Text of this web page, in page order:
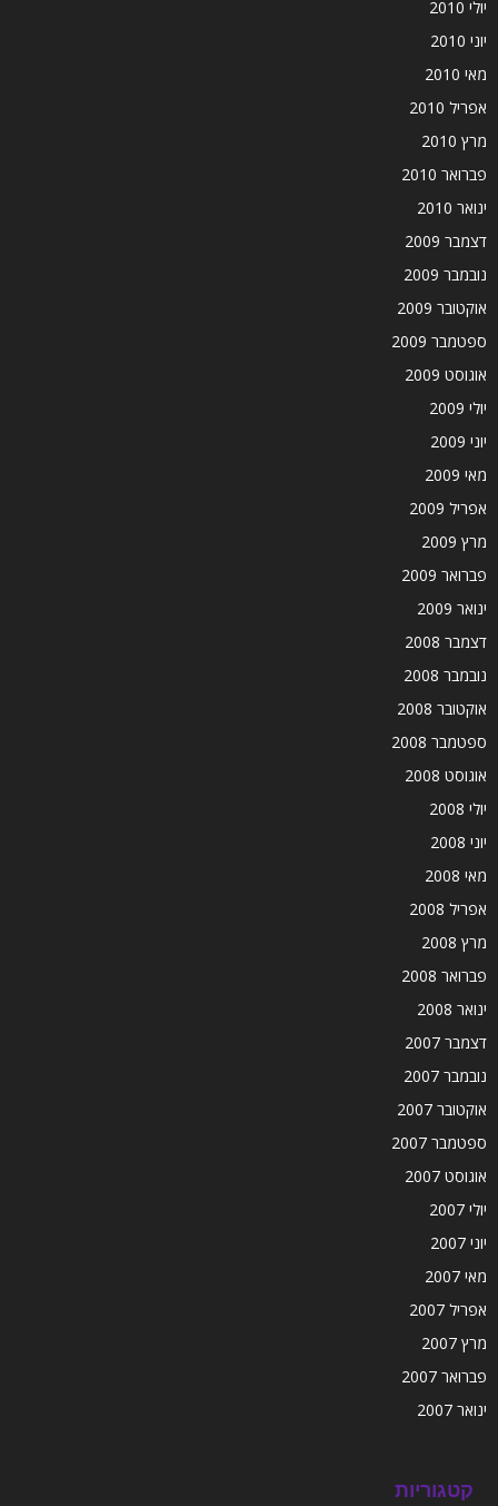
יולי 2010
יוני 2010
מאי 2010
אפריל 2010
מרץ 2010
פברואר 2010
ינואר 2010
דצמבר 2009
נובמבר 2009
אוקטובר 2009
ספטמבר 2009
אוגוסט 2009
יולי 2009
יוני 2009
מאי 2009
אפריל 2009
מרץ 2009
פברואר 2009
ינואר 2009
דצמבר 2008
נובמבר 2008
אוקטובר 2008
ספטמבר 2008
אוגוסט 2008
יולי 2008
יוני 2008
מאי 2008
אפריל 2008
מרץ 2008
פברואר 2008
ינואר 2008
דצמבר 2007
נובמבר 2007
אוקטובר 2007
ספטמבר 2007
אוגוסט 2007
יולי 2007
יוני 2007
מאי 2007
אפריל 2007
מרץ 2007
פברואר 2007
ינואר 2007
קטגוריות